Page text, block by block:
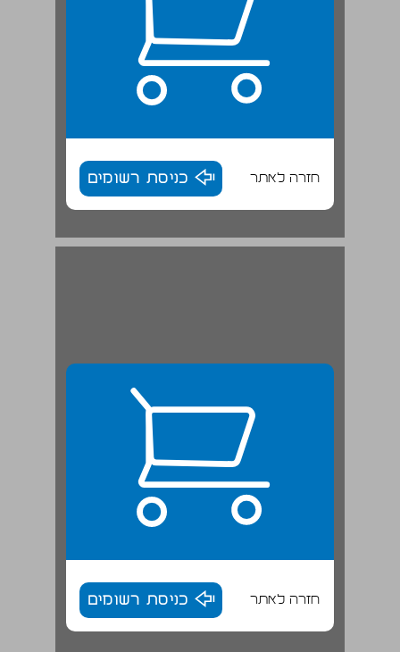
חזרה לאתר כניסת רשומים
חזרה לאתר כניסת רשומים